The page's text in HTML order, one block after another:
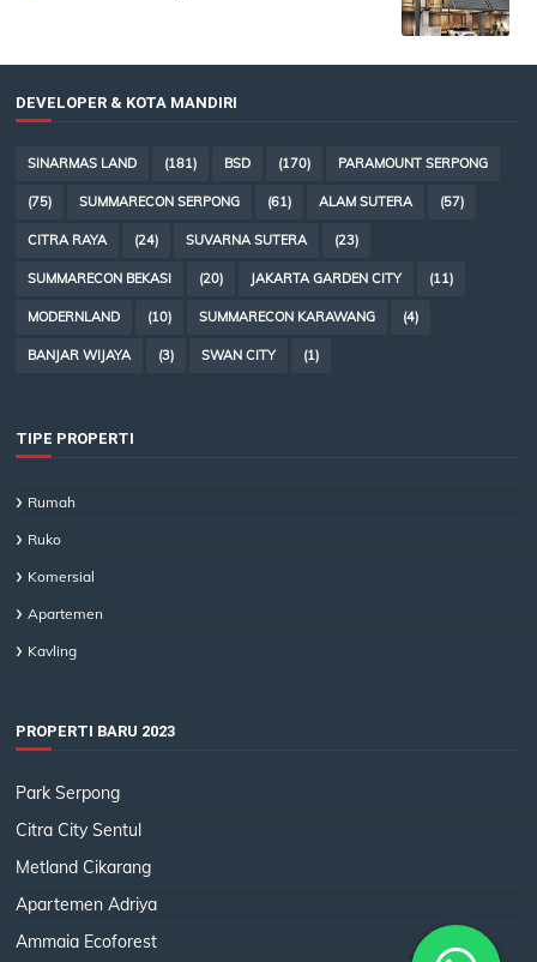
DEVELOPER & KOTA MANDIRI
SINARMAS LAND (181) BSD (170) PARAMOUNT SERPONG
(75) SUMMARECON SERPONG (61) ALAM SUTERA (57)
CITRA RAYA (24) SUVARNA SUTERA (23)
SUMMARECON BEKASI (20) JAKARTA GARDEN CITY (11)
MODERNLAND (10) SUMMARECON KARAWANG (4)
BANJAR WIJAYA (3) SWAN CITY (1)
TIPE PROPERTI
Rumah
Ruko
Komersial
Apartemen
Kavling
PROPERTI BARU 2023
Park Serpong
Citra City Sentul
Metland Cikarang
Apartemen Adriya
Ammaia Ecoforest